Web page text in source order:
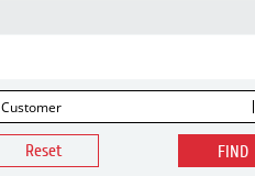
Customer
Reset FIND